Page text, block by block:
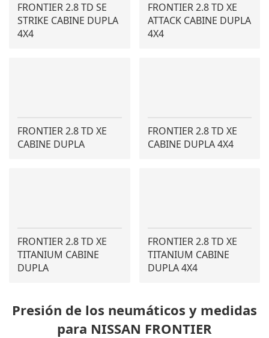
FRONTIER 2.8 TD SE
STRIKE CABINE DUPLA
4X4
FRONTIER 2.8 TD XE
ATTACK CABINE DUPLA
4X4
FRONTIER 2.8 TD XE
CABINE DUPLA
FRONTIER 2.8 TD XE
CABINE DUPLA 4X4
FRONTIER 2.8 TD XE
TITANIUM CABINE
DUPLA
FRONTIER 2.8 TD XE
TITANIUM CABINE
DUPLA 4X4
Presión de los neumáticos y medidas
para NISSAN FRONTIER